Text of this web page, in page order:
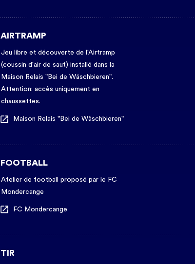
AIRTRAMP
Jeu libre et découverte de l'Airtramp
(coussin d'air de saut) installé dans la
Maison Relais "Bei de Wäschbieren".
Attention: accès uniquement en
chaussettes.
Maison Relais "Bei de Wäschbieren"
FOOTBALL
Atelier de football proposé par le FC
Mondercange
FC Mondercange
TIR